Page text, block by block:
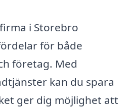
i Storebro
för både
företag. Med
kan du spara
ger dig möjlighet att